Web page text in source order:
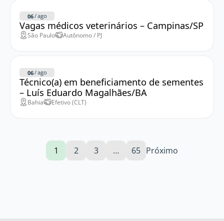
06/ago
Vagas médicos veterinários – Campinas/SP
São Paulo Autônomo / PJ
06/ago
Técnico(a) em beneficiamento de sementes
– Luís Eduardo Magalhães/BA
Bahia Efetivo (CLT)
1 2 3 … 65 Próximo